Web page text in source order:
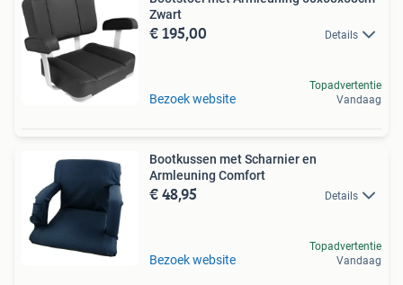
Zwart
€ 195,00 Details
Bezoek website
Topadvertentie
Vandaag
Bootkussen met Scharnier en
Armleuning Comfort
€ 48,95 Details
Bezoek website
Topadvertentie
Vandaag